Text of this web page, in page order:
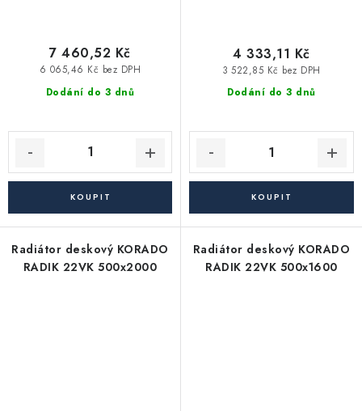
Dodání do 3 dnů
6 065,46 Kč bez DPH
7 460,52 Kč
Dodání do 3 dnů
3 522,85 Kč bez DPH
4 333,11 Kč
Radiátor deskový KORADO
RADIK 22VK 500x2000
Radiátor deskový KORADO
RADIK 22VK 500x1600